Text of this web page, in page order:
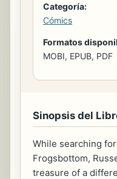
Categoría:
Cómics
Formatos
MOBI, EPUB, PDF
Sinopsis del
While searching
Frogsbottom,
treasure of a